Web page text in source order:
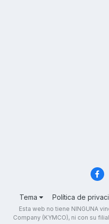
Tema Política de
Esta web no tiene NINGUNA
Company (KYMCO), ni con su